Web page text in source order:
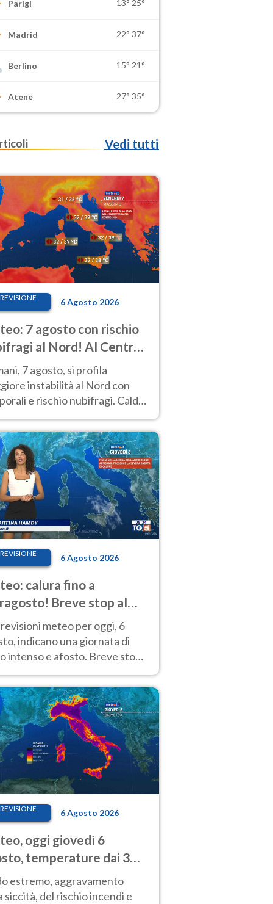
Parigi 13° 25°
Madrid 22° 37°
Berlino 15° 21°
Atene 27° 35°
Vedi tutti
6 Agosto 2026
7 agosto con rischio
al Nord! Al Centro-
caldo estremo
7 agosto, si profila
instabilità al Nord con
e rischio nubifragi. Caldo
6 Agosto 2026
calura fino a
Breve stop al
tra 7 e 9 agosto
meteo per oggi, 6
indicano una giornata di
intenso e afosto. Breve stop
6 Agosto 2026
oggi giovedì 6
temperature dai 33
gradi
estremo, aggravamento
siccità, del rischio incendi e